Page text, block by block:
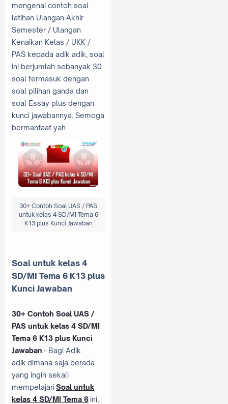
mengenai contoh soal
latihan Ulangan Akhir
Semester / Ulangan
Kenaikan Kelas / UKK /
PAS kepada adik adik, soal
ini berjumlah sebanyak 30
soal termasuk dengan
soal pilihan ganda dan
soal Essay plus dengan
kunci jawabannya. Semoga
bermanfaat yah
30+ Contoh Soal UAS / PAS
untuk kelas 4 SD/MI Tema 6
K13 plus Kunci Jawaban
Soal untuk kelas 4
SD/MI Tema 6 K13 plus
Kunci Jawaban
30+ Contoh Soal UAS /
PAS untuk kelas 4 SD/MI
Tema 6 K13 plus Kunci
Jawaban - Bagi Adik
adik dimana saja berada
yang ingin sekali
mempelajariSoal untuk
kelas 4 SD/MI Tema 6ini,